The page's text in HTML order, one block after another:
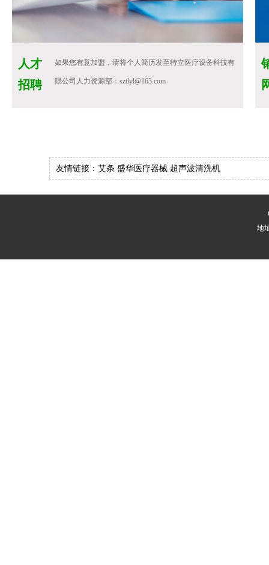
人才
招聘
如果您有意加盟，请将个人简历发至特立医疗设备科技有
限公司人力资源部：sztlyl@163.com
友情链接：艾条 盛华医疗器械 超声波清洗机
地